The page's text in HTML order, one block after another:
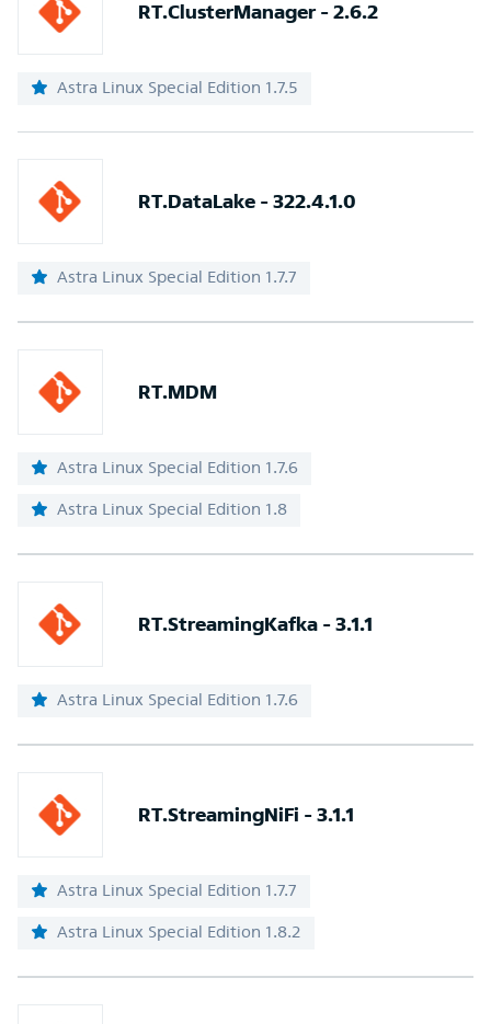
RT.ClusterManager - 2.6.2
Astra Linux Special Edition 1.7.5
RT.DataLake - 322.4.1.0
Astra Linux Special Edition 1.7.7
RT.MDM
Astra Linux Special Edition 1.7.6
Astra Linux Special Edition 1.8
RT.StreamingKafka - 3.1.1
Astra Linux Special Edition 1.7.6
RT.StreamingNiFi - 3.1.1
Astra Linux Special Edition 1.7.7
Astra Linux Special Edition 1.8.2